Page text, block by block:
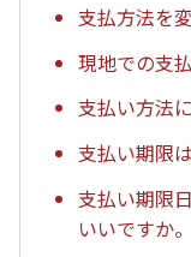
支払方法を
現地での支
支払い方法
支払い期限
支払い期限
いいですか。